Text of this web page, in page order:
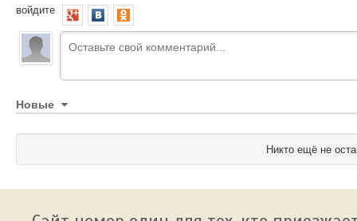
войдите
Новые
Никто ещё не